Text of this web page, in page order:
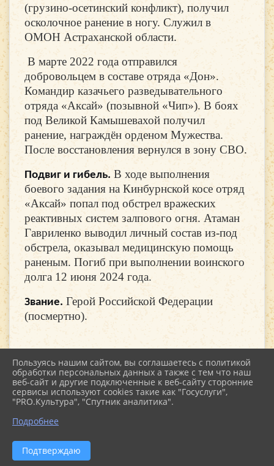
(грузино-осетинский конфликт), получил
осколочное ранение в ногу. Служил в
ОМОН Астраханской области.
В марте 2022 года отправился
добровольцем в составе отряда «Дон».
Командир казачьего разведывательного
отряда «Аксай» (позывной «Чип»). В боях
под Великой Камышевахой получил
ранение, награждён орденом Мужества.
После восстановления вернулся в зону СВО.
Подвиг и гибель. В ходе выполнения
боевого задания на Кинбурнской косе отряд
«Аксай» попал под обстрел вражеских
реактивных систем залпового огня. Атаман
Гавриленко выводил личный состав из-под
обстрела, оказывал медицинскую помощь
раненым. Погиб при выполнении воинского
долга 12 июня 2024 года.
Звание. Герой Российской Федерации
(посмертно).
2026 г. kultstar.ru
Вход
Карта сайта
Политика обработки персональных данных
Сделано на KubCMS
Разработка и поддержка
Пользуясь нашим сайтом, вы соглашаетесь с политикой
обработки персональных данных а также с тем что наш
веб-сайт и другие подключенные к веб-сайту сторонние
сервисы используют cookies такие как "Госуслуги",
"PRO.Культура", "Спутник аналитика".
Подробнее
Подтверждаю